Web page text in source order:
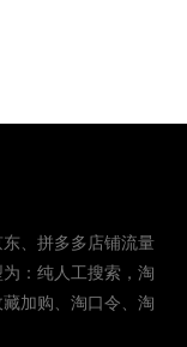
、拼多多店铺流量
：纯人工搜索，淘
加购、淘口令、淘